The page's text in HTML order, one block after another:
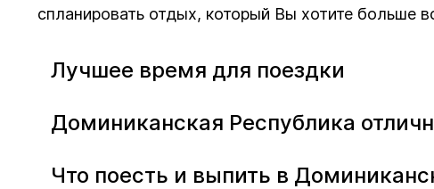
спланировать отдых, который Вы хотите больше
Лучшее время для поездки
Доминиканская Республика
Что поесть и выпить в